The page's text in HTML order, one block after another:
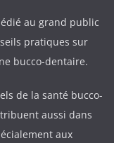
au grand public
pratiques sur
bucco-dentaire.
de la santé bucco-
aussi dans
aux